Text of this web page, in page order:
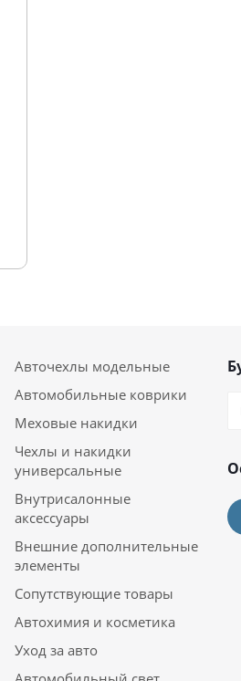
Авточехлы модельные
Автомобильные коврики
Меховые накидки
Чехлы и накидки
универсальные
Внутрисалонные
аксессуары
Внешние дополнительные
элементы
Сопутствующие товары
Автохимия и косметика
Уход за авто